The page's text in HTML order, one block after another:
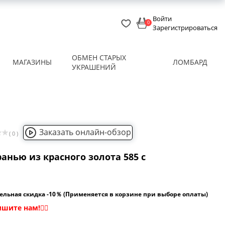
0 Войти
Зарегистрироваться
МАГАЗИНЫ
ОБМЕН СТАРЫХ
УКРАШЕНИЙ
ЛОМБАРД
( 0 ) Заказать онлайн-обзор
из красного золота 585 с
скидка -10％ (Применяется в корзине при выборе оплаты)